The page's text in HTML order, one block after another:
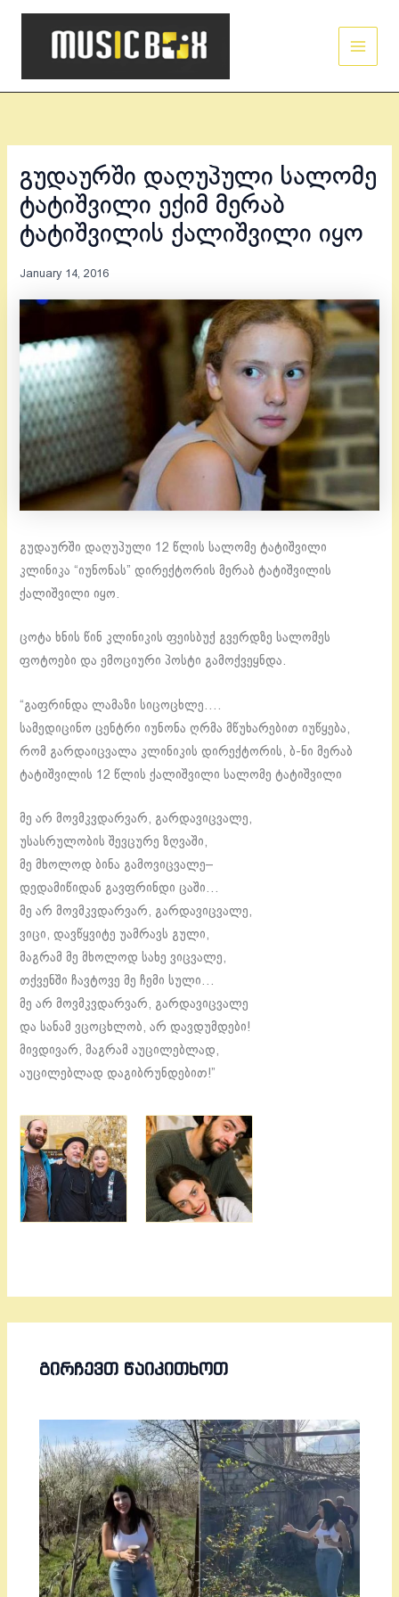
Skip
გუდაურში დაღუპული სალომე
ტატიშვილი ექიმ მერაბ
ტატიშვილის ქალიშვილი იყო
January 14, 2016
გუდაურში დაღუპული 12 წლის სალომე ტატიშვილი
კლინიკა “იუნონას” დირექტორის მერაბ ტატიშვილის
ქალიშვილი იყო.
ცოტა ხნის წინ კლინიკის ფეისბუქ გვერდზე სალომეს
ფოტოები და ემოციური პოსტი გამოქვეყნდა.
“გაფრინდა ლამაზი სიცოცხლე….
სამედიცინო ცენტრი იუნონა ღრმა მწუხარებით იუწყება,
რომ გარდაიცვალა კლინიკის დირექტორის, ბ-ნი მერაბ
ტატიშვილის 12 წლის ქალიშვილი სალომე ტატიშვილი
მე არ მოვმკვდარვარ, გარდავიცვალე,
უსასრულობის შევცურე ზღვაში,
მე მხოლოდ ბინა გამოვიცვალე–
დედამიწიდან გავფრინდი ცაში…
მე არ მოვმკვდარვარ, გარდავიცვალე,
ვიცი, დავწყვიტე უამრავს გული,
მაგრამ მე მხოლოდ სახე ვიცვალე,
თქვენში ჩავტოვე მე ჩემი სული…
მე არ მოვმკვდარვარ, გარდავიცვალე
და სანამ ვცოცხლობ, არ დავდუმდები!
მივდივარ, მაგრამ აუცილებლად,
აუცილებლად დაგიბრუნდებით!”
ᲒᲘᲠᲩᲔᲕᲗ ᲬᲐᲘᲙᲘᲗᲮᲝᲗ